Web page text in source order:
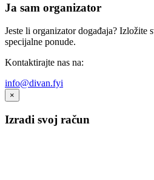
Ja sam organizator
Jeste li organizator događaja? Izložite
specijalne ponude.
Kontaktirajte nas na:
info@divan.fyi
×
Izradi svoj račun